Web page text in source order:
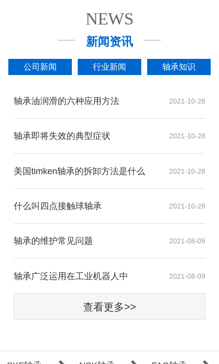
NEWS
新闻资讯
公司新闻 行业新闻 轴承知识
轴承油润滑的六种应用方法 2021-10-28
轴承即将失效的典型症状 2021-10-28
美国timken轴承的拆卸方法是什么 2021-10-28
什么叫四点接触球轴承 2021-10-28
轴承的维护常见问题 2021-08-09
​轴承广泛运用在工业机器人中 2021-08-09
查看更多>>